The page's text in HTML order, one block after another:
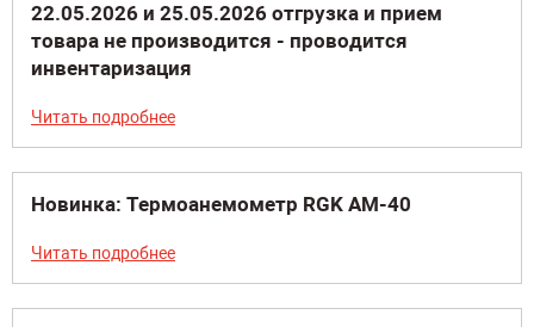
22.05.2026 и 25.05.2026 отгрузка и прием
товара не производится - проводится
инвентаризация
Читать подробнее
Новинка: Термоанемометр RGK AM-40
Читать подробнее